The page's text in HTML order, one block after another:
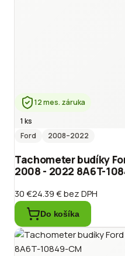
12 mes. záruka
1 ks
Ford
2008–2022
Tachometer budíky
2008 - 2022 8A6T-
30 €24.39 €bez DPH
Do košíka